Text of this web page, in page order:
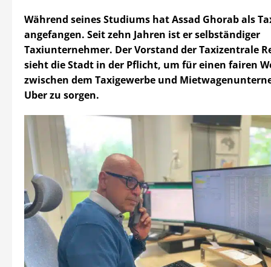
Während seines Studiums hat Assad Ghorab als
angefangen. Seit zehn Jahren ist er selbständiger
Taxiunternehmer. Der Vorstand der Taxizentrale
sieht die Stadt in der Pflicht, um für einen fairen
zwischen dem Taxigewerbe und
Uber zu sorgen.